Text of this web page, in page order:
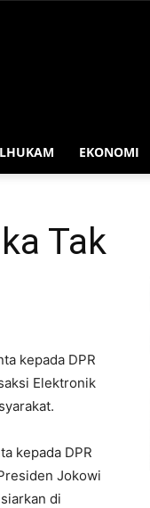
EKONOMI
Tak
kepada DPR
Elektronik
kepada DPR
Jokowi
di